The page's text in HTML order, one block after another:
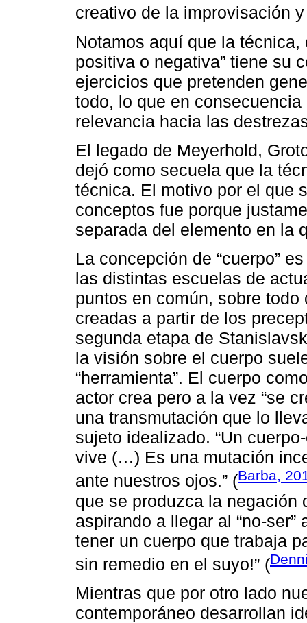
creativo de la improvisación
Notamos aquí que la
positiva o negativa” tiene su
ejercicios que pretenden
todo, lo que en
relevancia hacia las
El legado de Meyerhold,
dejó como secuela que la
técnica. El motivo por el que
conceptos fue porque
separada del elemento en la
La concepción de “cuerpo”
las distintas escuelas de
puntos en común, sobre
creadas a partir de los
segunda etapa de
la visión sobre el cuerpo
“herramienta”. El cuerpo
actor crea pero a la vez “se
una transmutación que lo
sujeto idealizado. “Un
vive (…) Es una mutación
ante nuestros ojos.” (Barba,
que se produzca la
aspirando a llegar al “no-
tener un cuerpo que trabaja
sin remedio en el suyo!” (
Mientras que por otro lado
contemporáneo desarrollan